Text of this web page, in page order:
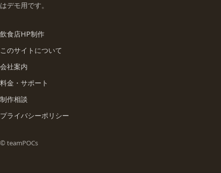
はデモ用です。
飲食店HP制作
このサイトについて
会社案内
料金・サポート
制作相談
プライバシーポリシー
© teamPOCs